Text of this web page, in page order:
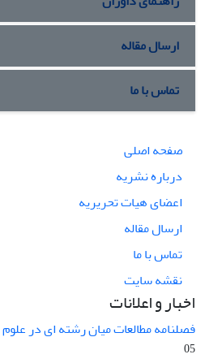
ارسال مقاله
تماس با ما
صفحه اصلی
درباره نشریه
اعضای هیات تحریریه
ارسال مقاله
تماس با ما
نقشه سایت
اخبار و اعلانات
فصلنامه مطالعات میان رشته ای در علوم
05